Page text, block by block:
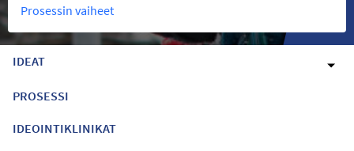
Prosessin vaiheet
IDEAT
PROSESSI
IDEOINTIKLINIKAT